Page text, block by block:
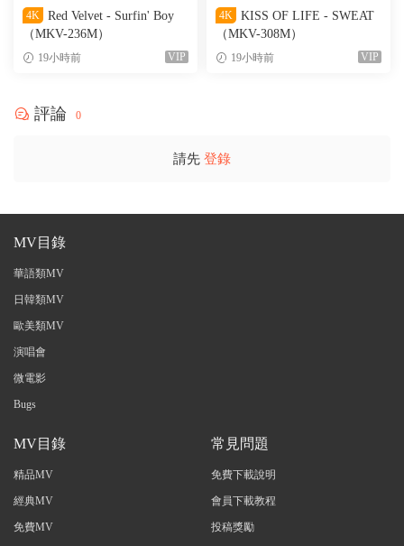
4K
Red Velvet - Surfin' Boy
（MKV-236M）
19小時前 VIP
4K
KISS OF LIFE - SWEAT
（MKV-308M）
19小時前 VIP
評論 0
請先 登錄
MV目錄
華語類MV
日韓類MV
歐美類MV
演唱會
微電影
Bugs
MV目錄
精品MV
經典MV
免費MV
常見問題
免費下載說明
會員下載教程
投稿獎勵